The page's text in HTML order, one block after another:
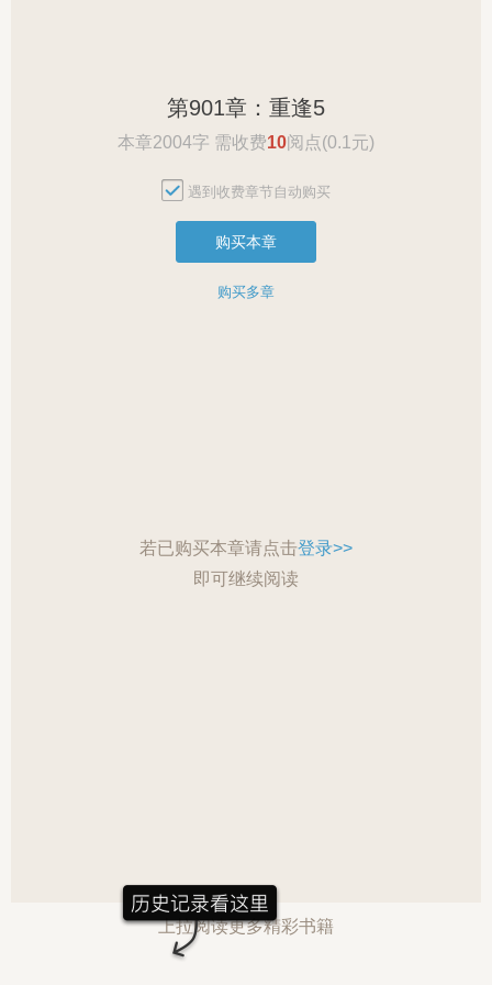
第901章：重逢5
本章2004字 需收费10阅点(0.1元)
遇到收费章节自动购买
购买本章
购买多章
若已购买本章请点击登录>>
即可继续阅读
上拉阅读更多精彩书籍